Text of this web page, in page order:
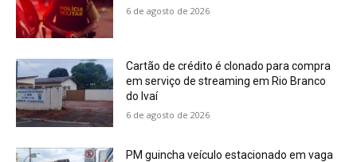
6 de agosto de 2026
Cartão de crédito é clonado para compra
em serviço de streaming em Rio Branco
do Ivaí
6 de agosto de 2026
PM guincha veículo estacionado em vaga